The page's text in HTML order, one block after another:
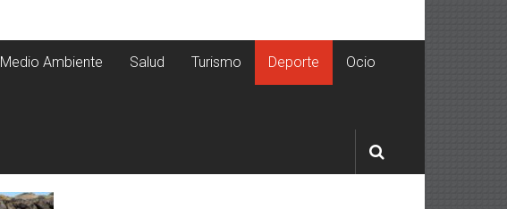
Medio Ambiente Salud Turismo Deporte Ocio